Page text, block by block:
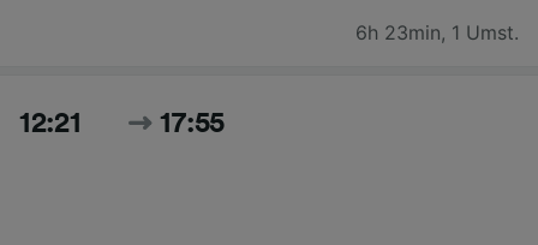
6h 23min, 1 Umst.
12:21 17:55